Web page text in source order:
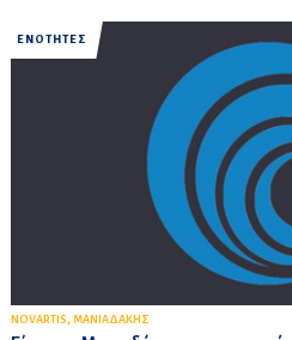
ΕΝΟΤΗΤΕΣ
NOVARTIS, ΜΑΝΙΑΔΑΚΗΣ